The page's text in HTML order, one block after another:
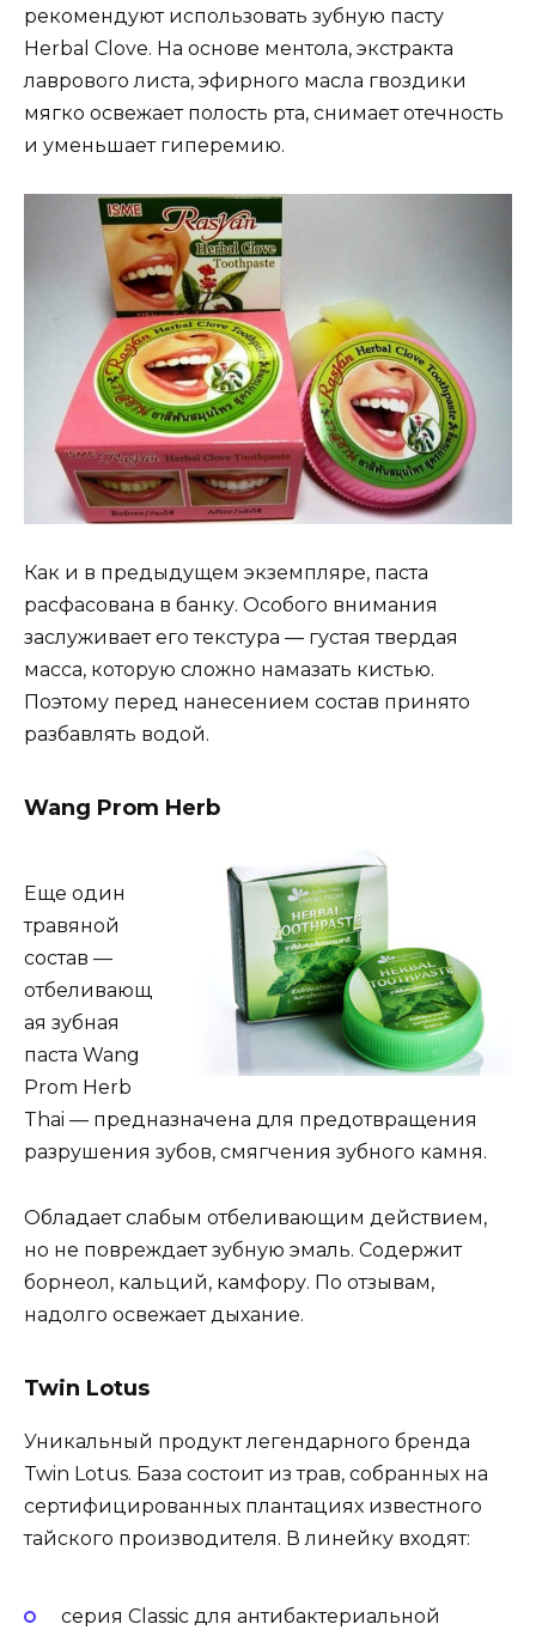
рекомендуют использовать зубную пасту
Herbal Clove. На основе ментола, экстракта
лаврового листа, эфирного масла гвоздики
мягко освежает полость рта, снимает отечность
и уменьшает гиперемию.
Как и в предыдущем экземпляре, паста
расфасована в банку. Особого внимания
заслуживает его текстура — густая твердая
масса, которую сложно намазать кистью.
Поэтому перед нанесением состав принято
разбавлять водой.
Wang Prom Herb
Еще один
травяной
состав —
отбеливающ
ая зубная
паста Wang
Prom Herb
Thai — предназначена для предотвращения
разрушения зубов, смягчения зубного камня.
Обладает слабым отбеливающим действием,
но не повреждает зубную эмаль. Содержит
борнеол, кальций, камфору. По отзывам,
надолго освежает дыхание.
Twin Lotus
Уникальный продукт легендарного бренда
Twin Lotus. База состоит из трав, собранных на
сертифицированных плантациях известного
тайского производителя. В линейку входят:
серия Classic для антибактериальной